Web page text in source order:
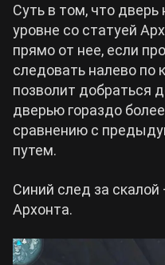
Суть в том, что
уровне со статуей
прямо от нее, если
следовать налево
позволит добраться
дверью гораздо
сравнению с
путем.
Синий след за скалой
Архонта.